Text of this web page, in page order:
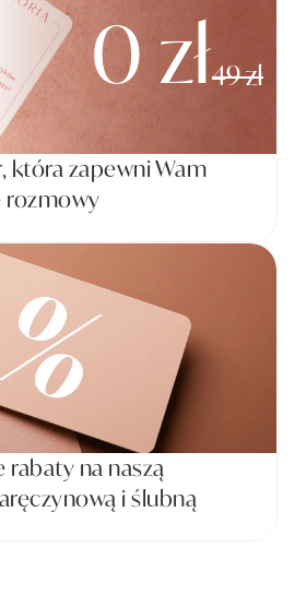
0 zł49 zł
która zapewni Wam
rozmowy
na naszą
i ślubną